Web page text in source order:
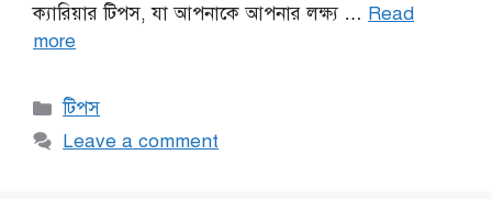
ক্যারিয়ার টিপস, যা আপনাকে আপনার লক্ষ্য … Read
more
Categories
টিপস
Leave a comment